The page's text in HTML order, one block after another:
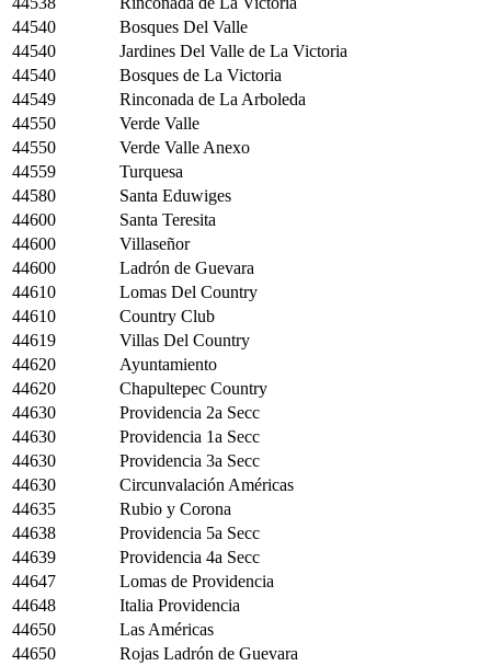
44540
Bosques Del Valle
44540
Jardines Del Valle de La Victoria
44540
Bosques de La Victoria
44549
Rinconada de La Arboleda
44550
Verde Valle
44550
Verde Valle Anexo
44559
Turquesa
44580
Santa Eduwiges
44600
Santa Teresita
44600
Villaseñor
44600
Ladrón de Guevara
44610
Lomas Del Country
44610
Country Club
44619
Villas Del Country
44620
Ayuntamiento
44620
Chapultepec Country
44630
Providencia 2a Secc
44630
Providencia 1a Secc
44630
Providencia 3a Secc
44630
Circunvalación Américas
44635
Rubio y Corona
44638
Providencia 5a Secc
44639
Providencia 4a Secc
44647
Lomas de Providencia
44648
Italia Providencia
44650
Las Américas
44650
Rojas Ladrón de Guevara